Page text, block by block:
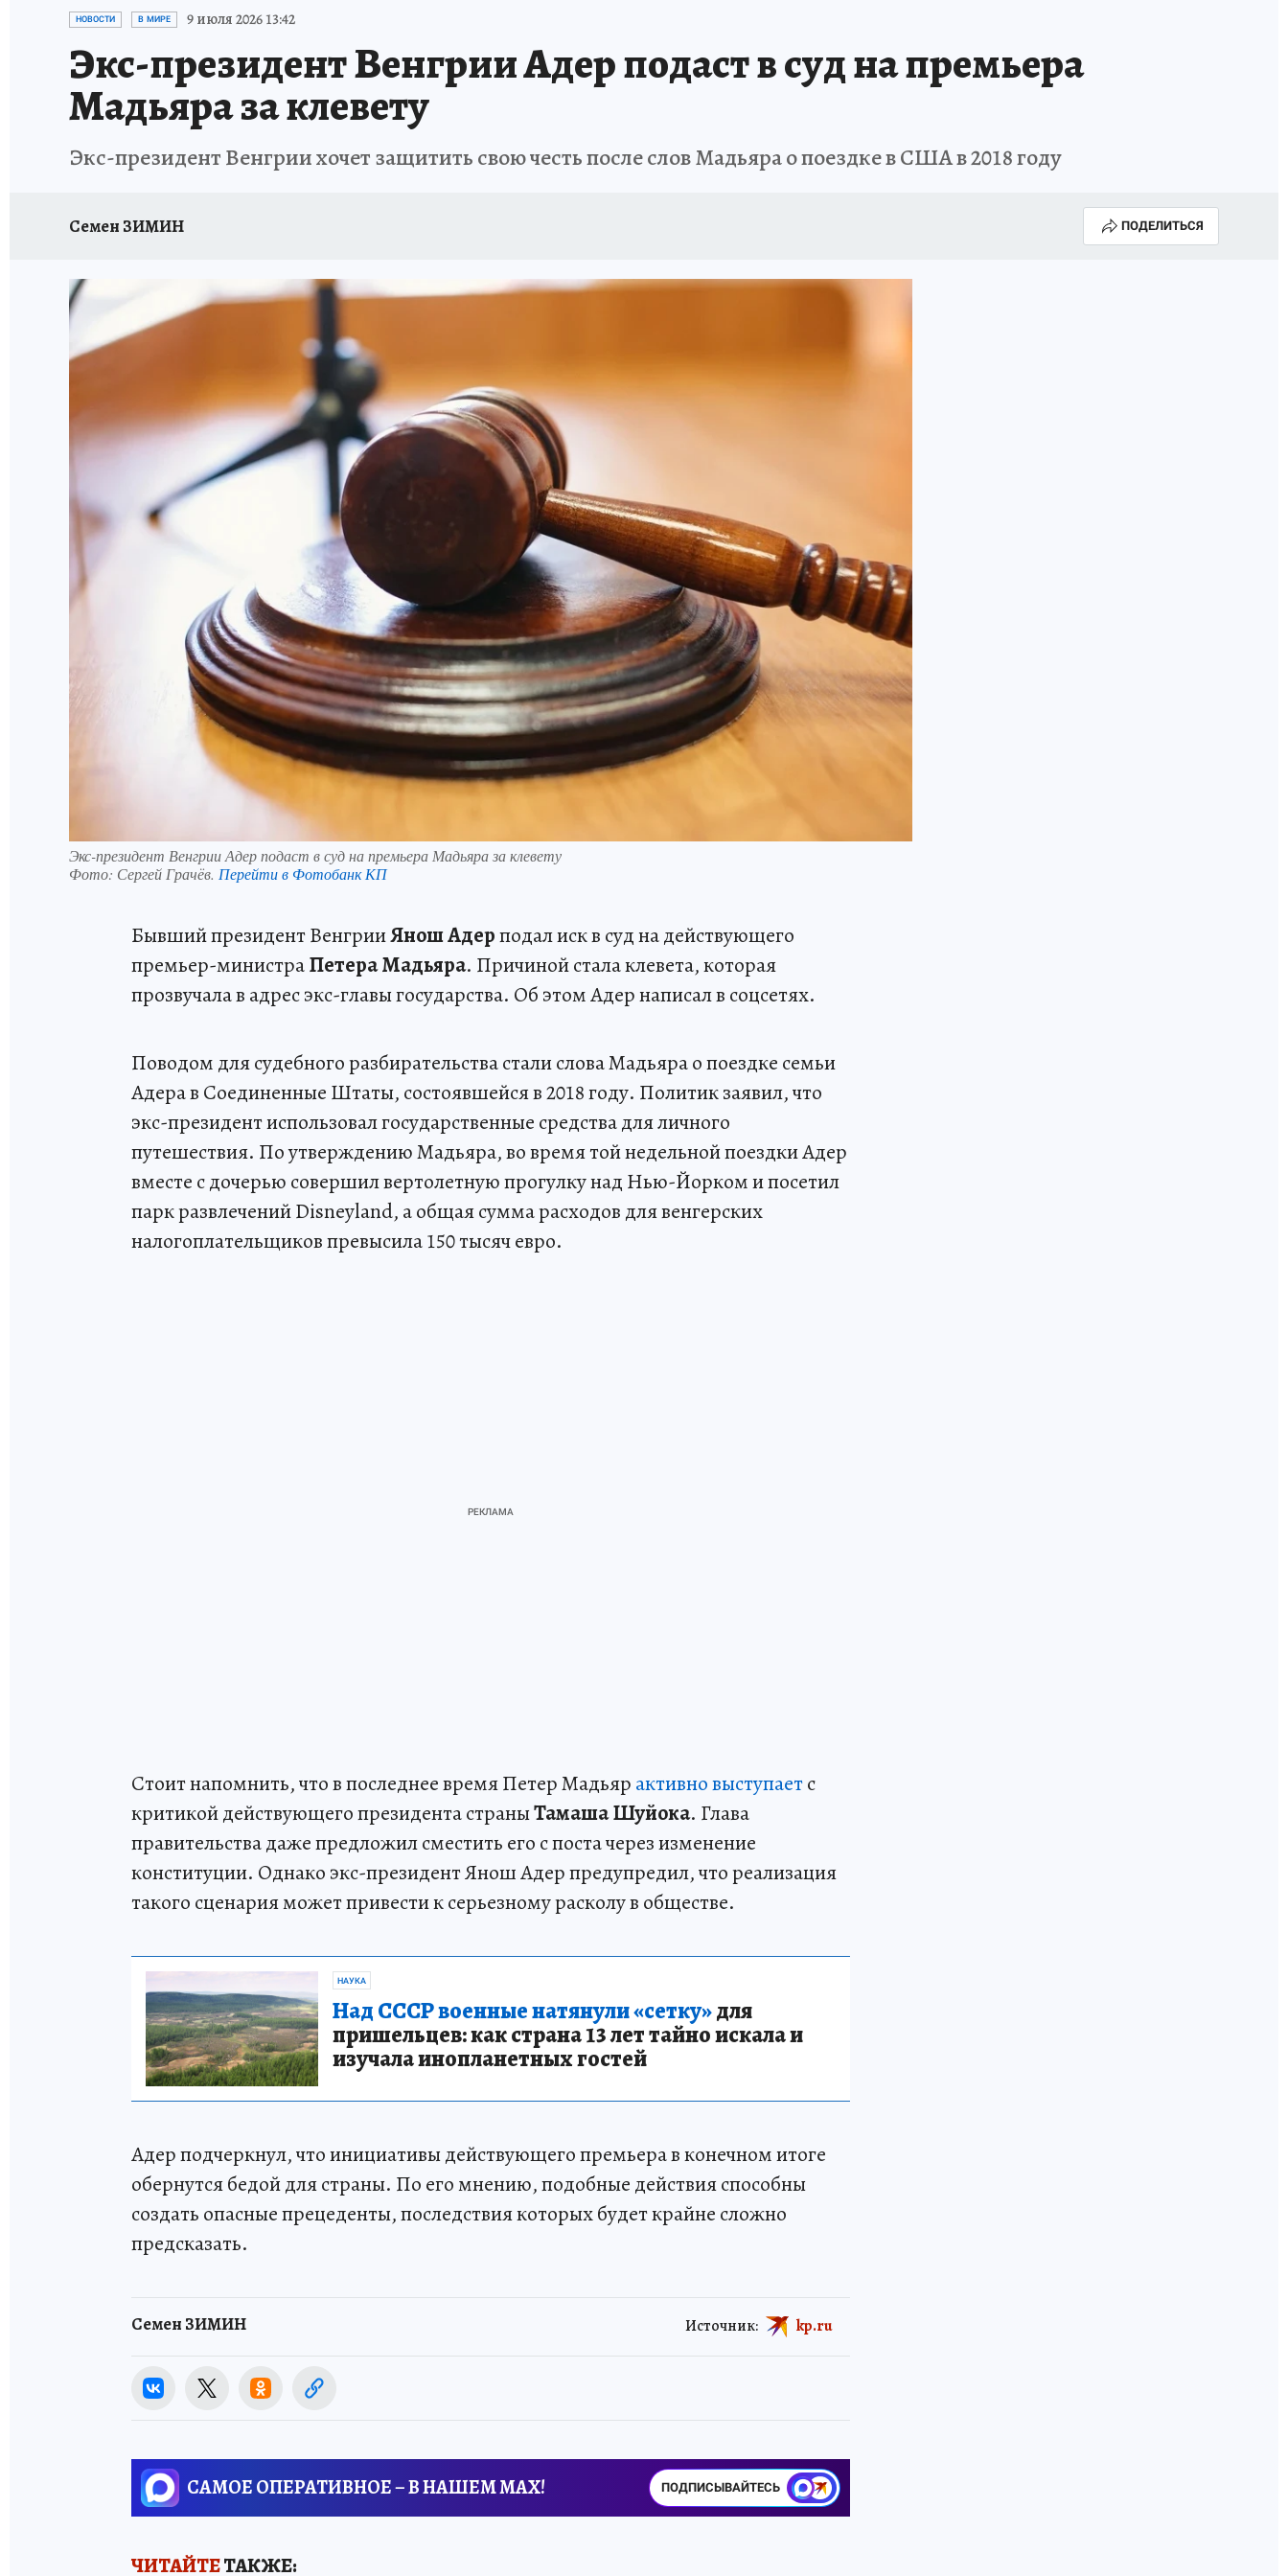
ИСПЫТАНО НА СЕБЕ
НОВОСТИ В МИРЕ 9 июля 2026 13:42
Экс-президент Венгрии Адер подаст в суд на премьера
Мадьяра за клевету
Экс-президент Венгрии хочет защитить свою честь после слов Мадьяра о поездке в США в 2018 году
Семен ЗИМИН ПОДЕЛИТЬСЯ
Экс-президент Венгрии Адер подаст в суд на премьера Мадьяра за клевету
Фото: Сергей Грачёв. Перейти в Фотобанк КП
Бывший президент ВенгрииЯнош Адерподал иск в суд на действующего
премьер-министраПетера Мадьяра. Причиной стала клевета, которая
прозвучала в адрес экс-главы государства. Об этом Адер написал в соцсетях.
Поводом для судебного разбирательства стали слова Мадьяра о поездке семьи
Адера в Соединенные Штаты, состоявшейся в 2018 году. Политик заявил, что
экс-президент использовал государственные средства для личного
путешествия. По утверждению Мадьяра, во время той недельной поездки Адер
вместе с дочерью совершил вертолетную прогулку над Нью-Йорком и посетил
парк развлечений Disneyland, а общая сумма расходов для венгерских
налогоплательщиков превысила 150 тысяч евро.
Стоит напомнить, что в последнее время Петер Мадьяр активно выступаетс
критикой действующего президента страныТамаша Шуйока. Глава
правительства даже предложил сместить его с поста через изменение
конституции. Однако экс-президент Янош Адер предупредил, что реализация
такого сценария может привести к серьезному расколу в обществе.
НАУКА
Над СССР военные натянули «сетку»для
пришельцев: как страна 13 лет тайно искала и
изучала инопланетных гостей
Адер подчеркнул, что инициативы действующего премьера в конечном итоге
обернутся бедой для страны. По его мнению, подобные действия способны
создать опасные прецеденты, последствия которых будет крайне сложно
предсказать.
Семен ЗИМИН Источник: kp.ru
САМОЕ ОПЕРАТИВНОЕ – В НАШЕМ MAX! ПОДПИСЫВАЙТЕСЬ
ЧИТАЙТЕТАКЖЕ: